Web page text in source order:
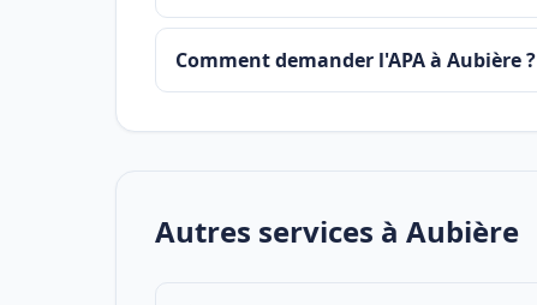
Comment demander l'APA à Aubière ?
Autres services à Aubière